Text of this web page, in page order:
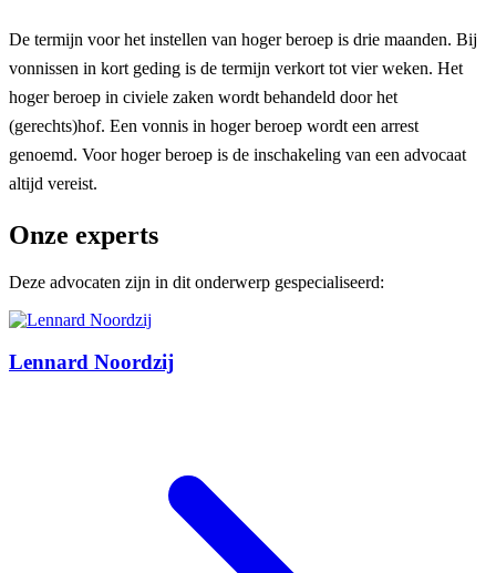
De termijn voor het instellen van hoger beroep is drie maanden. Bij
vonnissen in kort geding is de termijn verkort tot vier weken. Het
hoger beroep in civiele zaken wordt behandeld door het
(gerechts)hof. Een vonnis in hoger beroep wordt een arrest
genoemd. Voor hoger beroep is de inschakeling van een advocaat
altijd vereist.
Onze experts
Deze advocaten zijn in dit onderwerp gespecialiseerd:
Lennard Noordzij